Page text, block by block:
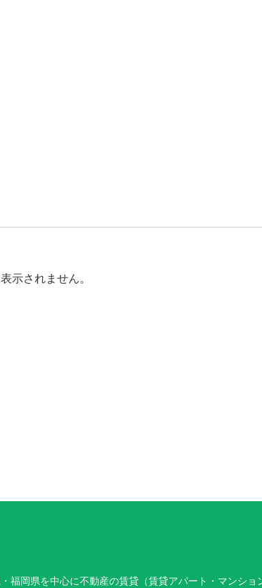
示されません。
福岡県を中心に不動産の賃貸（賃貸アパート・マンショ